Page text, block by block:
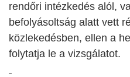
rendőri intézkedés alól,
befolyásoltság alatt vett
közlekedésben, ellen a
folytatja le a vizsgálatot.